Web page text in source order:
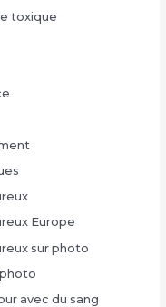
toxique
Europe
sur photo
avec du sang